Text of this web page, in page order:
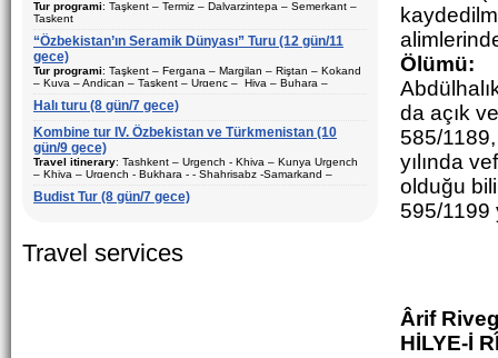
Tur programi: Taşkent – Termiz – Dalvarzintepa – Semerkant –
Taşkent
Süre: 8 gün/7 gece
Hareket şekli : Karayolu ve uçak
– Termiz (1) – Dalvarzintepa (3)
Sezon: Yil boyunca
Konaklama: tek ve iki kişilık odalar
Açiklama:Özbekistan turistik şehirleri gezilmesi. Surkhandarya
bölgesi arkeolojik kazılarını ziyaret etmek için en iyi tur programı
“Özbekistan’ın Seramik Dünyası” Turu (12 gün/11
gece)
Tur programi: Taşkent – Fergana – Margilan – Riştan – Kokand
– Kuva – Andican – Taşkent – Urgenç – Hiva – Buhara –
Hareket şekli: Karayolu ve uçak
Ziyaret edilecek şehirler (geceler): Taşkent (3) – Fergana (3) –
Margilan – Riştan – Kokand – Kuva – Andican – Hiva (1) –
Buhara (2) – Gijduvan – Semerkant (2)
Konaklama
: tek ve iki kişilık odalar
Halı turu (8 gün/7 gece)
Kombine tur IV. Özbekistan ve Türkmenistan (10
gün/9 gece)
Travel itinerary: Tashkent – Urgench - Khiva – Kunya Urgench
– Khiva – Urgench - Bukhara - - Shahrisabz -Samarkand –
Budist Tur (8 gün/7 gece)
Travel services
Ölümü:
da açık
585/
yılında
olduğu
595/1199
Ârif
HİLYE-İ